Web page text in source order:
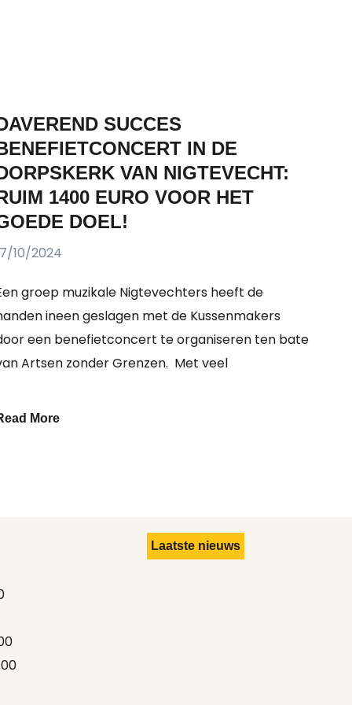
SUCCES
IN DE
VAN NIGTEVECHT:
1400 EURO VOOR HET
DOEL!
10/2024
groep muzikale Nigtevechters heeft de
ineen geslagen met de Kussenmakers
een benefietconcert te organiseren ten bate
Artsen zonder Grenzen. Met veel
More
Laatste nieuws